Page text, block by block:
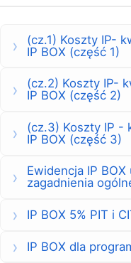
(cz.1) Koszty IP-
IP BOX (część 1)
(cz.2) Koszty IP-
IP BOX (część 2)
(cz.3) Koszty IP -
IP BOX (część 3)
Ewidencja IP
zagadnienia
IP BOX 5% PIT i
IP BOX dla